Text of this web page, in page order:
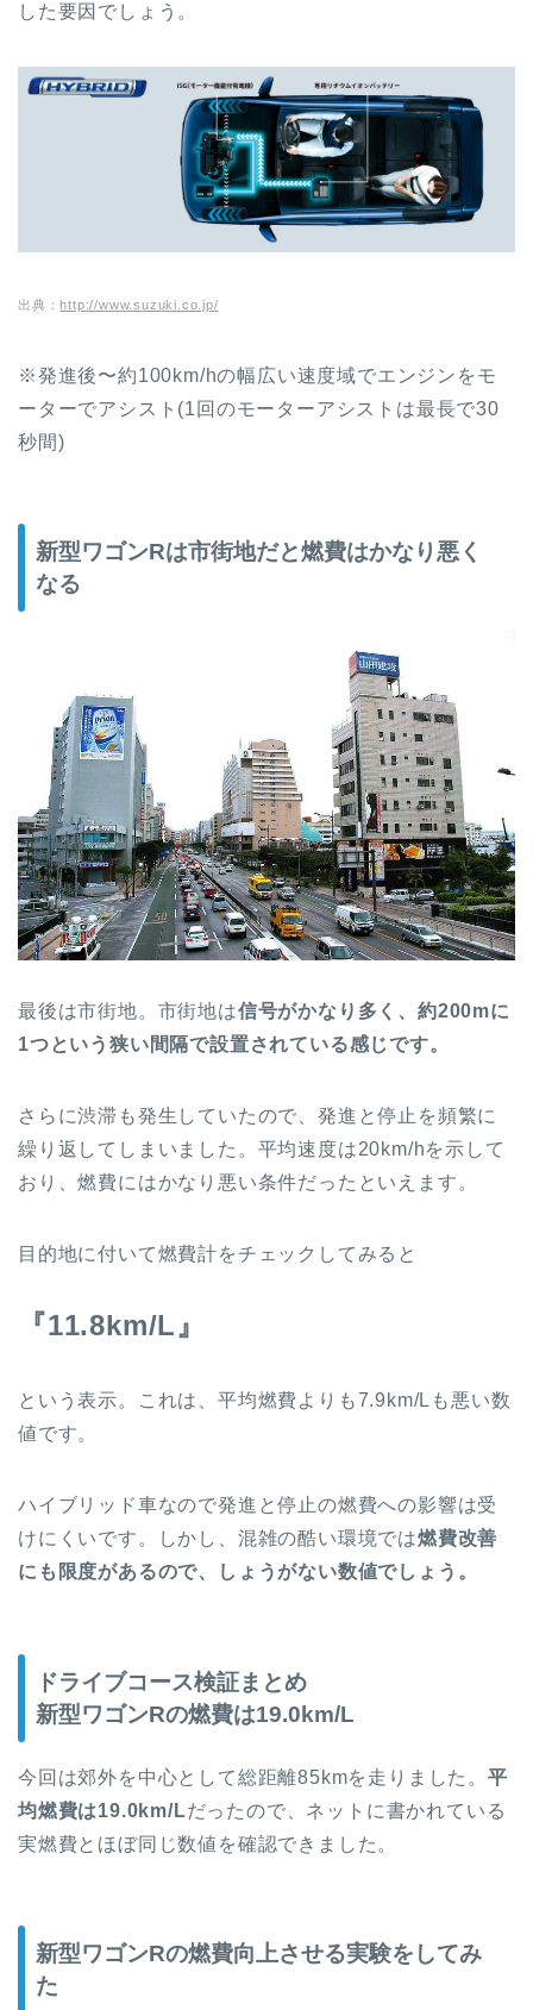
した要因でしょう。
出典：http://www.suzuki.co.jp/
※発進後〜約100km/hの幅広い速度域でエンジンをモ
ーターでアシスト(1回のモーターアシストは最長で30
秒間)
新型ワゴンRは市街地だと燃費はかなり悪く
なる
最後は市街地。市街地は信号がかなり多く、約200mに
1つという狭い間隔で設置されている感じです。
さらに渋滞も発生していたので、発進と停止を頻繁に
繰り返してしまいました。平均速度は20km/hを示して
おり、燃費にはかなり悪い条件だったといえます。
目的地に付いて燃費計をチェックしてみると
『11.8km/L』
という表示。これは、平均燃費よりも7.9km/Lも悪い数
値です。
ハイブリッド車なので発進と停止の燃費への影響は受
けにくいです。しかし、混雑の酷い環境では燃費改善
にも限度があるので、しょうがない数値でしょう。
ドライブコース検証まとめ
新型ワゴンRの燃費は19.0km/L
今回は郊外を中心として総距離85kmを走りました。 平
均燃費は19.0km/Lだったので、ネットに書かれている
実燃費とほぼ同じ数値を確認できました。
新型ワゴンRの燃費向上させる実験をしてみ
た